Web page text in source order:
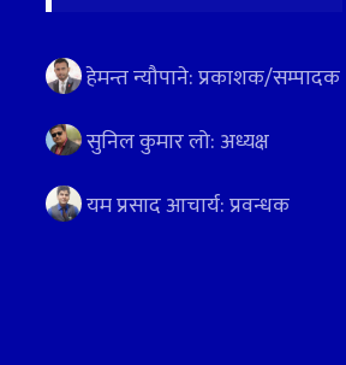
हेमन्त न्यौपाने: प्रकाशक/सम्पादक
सुनिल कुमार लो: अध्यक्ष
यम प्रसाद आचार्य: प्रवन्धक